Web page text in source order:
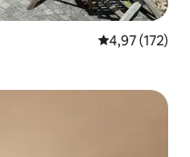
4,97 av 5 i
4,97 (172)